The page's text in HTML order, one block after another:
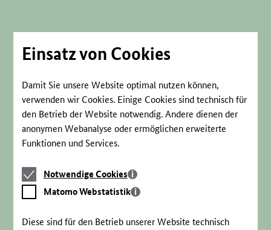
Einsatz von Cookies
Damit Sie unsere Website optimal nutzen können,
verwenden wir Cookies. Einige Cookies sind technisch für
den Betrieb der Website notwendig. Andere dienen der
anonymen Webanalyse oder ermöglichen erweiterte
Funktionen und Services.
Notwendige
Cookies
Notwendige Cookies
Matomo
Webstatistik
Matomo Webstatistik
Diese sind für den Betrieb unserer Website technisch